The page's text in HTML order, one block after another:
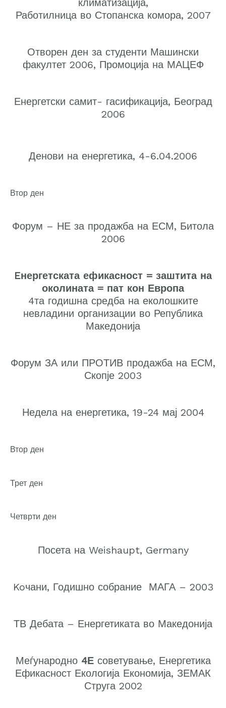
климатизација,
Работилница во Стопанска комора, 2007
Отворен ден за студенти Машински
факултет 2006, Промоција на МАЦЕФ
Енергетски самит- гасификација, Београд
2006
Денови на енергетика, 4-6.04.2006
Втор ден
Форум – НЕ за продажба на ЕСМ, Битола
2006
Eнергетската ефикасност = заштита на
околината = пат кон Европа
4та годишна средба на еколошките
невладини организации во Република
Македонија
Форум ЗА или ПРОТИВ продажба на ЕСМ,
Скопје 2003
Недела на енергетика, 19-24 мај 2004
Втор ден
Трет ден
Четврти ден
Посета на Weishaupt, Germany
Koчани, Годишно собрание МАГА – 2003
ТВ Дебата – Енергетиката во Македонија
Меѓународно 4Е советување, Енергетика
Ефикасност Екологија Економија, ЗЕМАК
Струга 2002